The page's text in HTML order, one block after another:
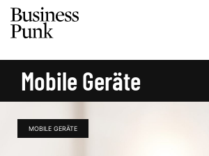
Mobile Geräte
MOBILE GERÄTE